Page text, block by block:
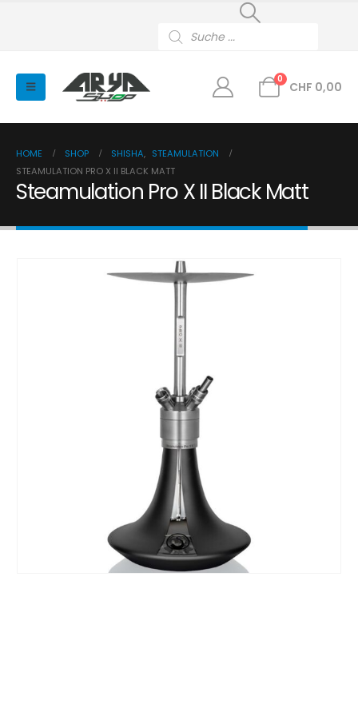
search
0
CHF 0,00
HOME SHOP SHISHA, STEAMULATION
STEAMULATION PRO X II BLACK MATT
Steamulation Pro X II Black Matt